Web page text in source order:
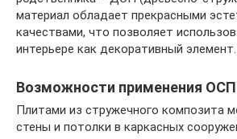
материал обладает прекрасными
качествами, что позволяет
интерьере как декоративный элемент.
Возможности применения ОСП
Плитами из стружечного композита
стены и потолки в каркасных